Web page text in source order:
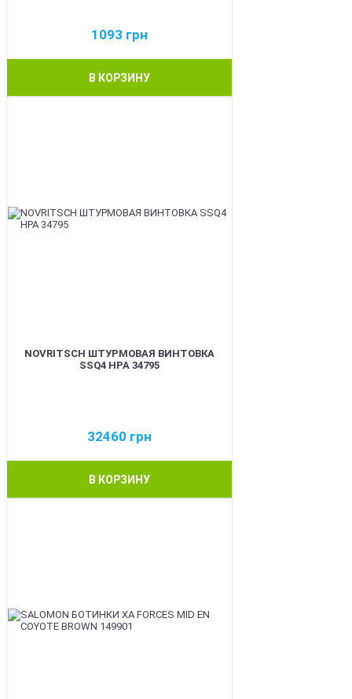
1093 грн
В КОРЗИНУ
NOVRITSCH ШТУРМОВАЯ ВИНТОВКА
SSQ4 HPA 34795
32460 грн
В КОРЗИНУ